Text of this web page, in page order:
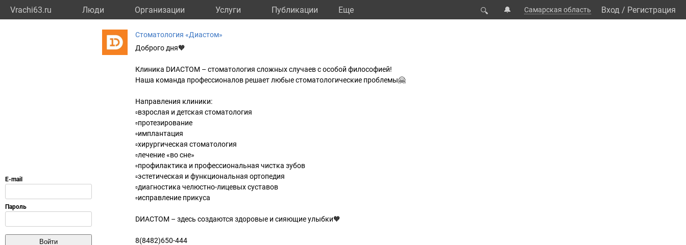
Vrachi63.ru Люди Организации Услуги Публикации Eще 🔍 🔔 Самарская область Вход / Регистрация
Стоматология «Диастом»
Доброго дня🧡
Клиника DИАСТОМ – стоматология сложных случаев с особой философией!
Наша команда профессионалов решает любые стоматологические проблемы🤗
Направления клиники:
▫️взрослая и детская стоматология
▫️протезирование
▫️имплантация
▫️хирургическая стоматология
▫️лечение «во сне»
▫️профилактика и профессиональная чистка зубов
▫️эстетическая и функциональная ортопедия
▫️диагностика челюстно-лицевых суставов
▫️исправление прикуса
DИАСТОМ – здесь создаются здоровые и сияющие улыбки🧡
8(8482)650-444